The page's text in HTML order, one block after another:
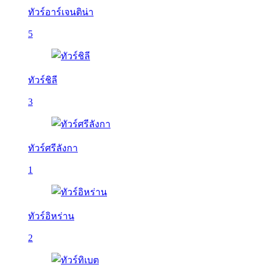
ทัวร์อาร์เจนติน่า
5
ทัวร์ชิลี
3
ทัวร์ศรีลังกา
1
ทัวร์อิหร่าน
2